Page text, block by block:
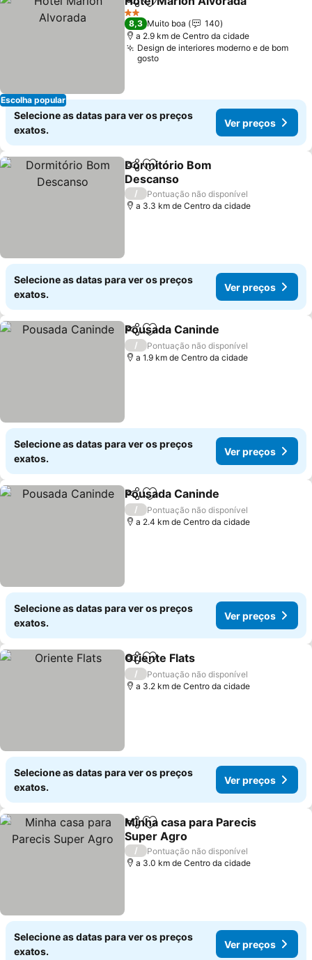
Escolha popular
PartilharAdicionar aos favoritos
2 Estrelas
8,3 Muito boa
140
a 2.9 km de Centro da cidade
Design de interiores moderno e de bom
gosto
Selecione as datas para ver os preços
exatos.
Ver preços
PartilharAdicionar aos favoritos
Dormitório Bom
Descanso
/
Pontuação não disponível
a 3.3 km de Centro da cidade
Selecione as datas para ver os preços
exatos.
Ver preços
PartilharAdicionar aos favoritos
Pousada Caninde
/
Pontuação não disponível
a 1.9 km de Centro da cidade
Selecione as datas para ver os preços
exatos.
Ver preços
PartilharAdicionar aos favoritos
Pousada Caninde
/
Pontuação não disponível
a 2.4 km de Centro da cidade
Selecione as datas para ver os preços
exatos.
Ver preços
PartilharAdicionar aos favoritos
Oriente Flats
/
Pontuação não disponível
a 3.2 km de Centro da cidade
Selecione as datas para ver os preços
exatos.
Ver preços
PartilharAdicionar aos favoritos
Minha casa para Parecis
Super Agro
/
Pontuação não disponível
a 3.0 km de Centro da cidade
Selecione as datas para ver os preços
exatos.
Ver preços